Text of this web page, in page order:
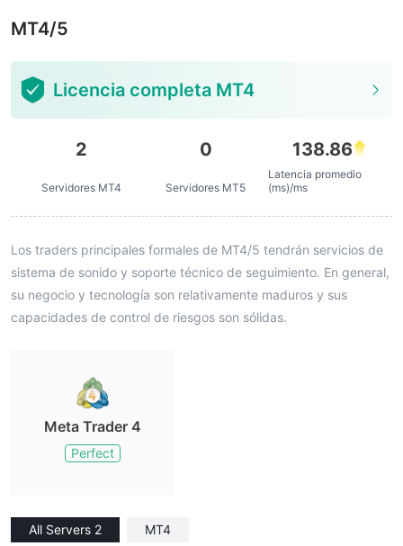
MT4/5
Licencia completa MT4
2
Servidores MT4
0
Servidores MT5
138.86
Latencia promedio
(ms)/ms
Los traders principales formales de MT4/5 tendrán servicios de
sistema de sonido y soporte técnico de seguimiento. En general,
su negocio y tecnología son relativamente maduros y sus
capacidades de control de riesgos son sólidas.
Meta Trader 4
Perfect
All Servers 2 MT4